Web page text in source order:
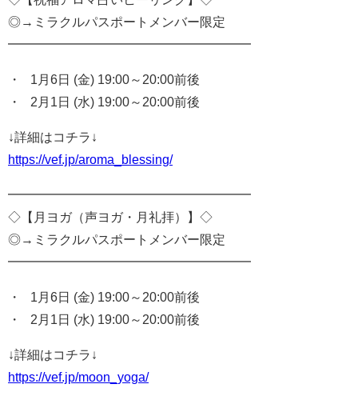
◎→ミラクルパスポートメンバー限定
━━━━━━━━━━━━━━━━━━━
・ 1月6日 (金) 19:00～20:00前後
・ 2月1日 (水) 19:00～20:00前後
↓詳細はコチラ↓
https://vef.jp/aroma_blessing/
━━━━━━━━━━━━━━━━━━━
◇【月ヨガ（声ヨガ・月礼拝）】 ◇
◎→ミラクルパスポートメンバー限定
━━━━━━━━━━━━━━━━━━━
・ 1月6日 (金) 19:00～20:00前後
・ 2月1日 (水) 19:00～20:00前後
↓詳細はコチラ↓
https://vef.jp/moon_yoga/